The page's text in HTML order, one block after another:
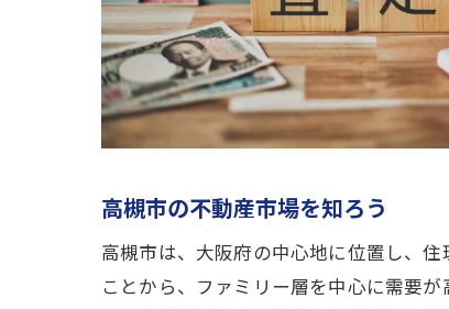
高槻市の不動産市場を知ろう
高槻市は、大阪府の中心地に位置し、
ことから、ファミリー層を中心に需要